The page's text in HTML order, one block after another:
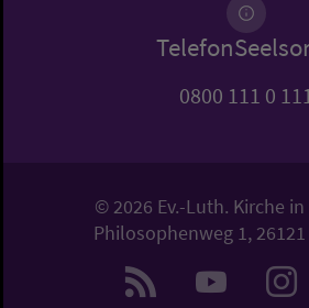
0800 111 0
© 2026 Ev.-Luth. Kirche
Philosophenweg 1,